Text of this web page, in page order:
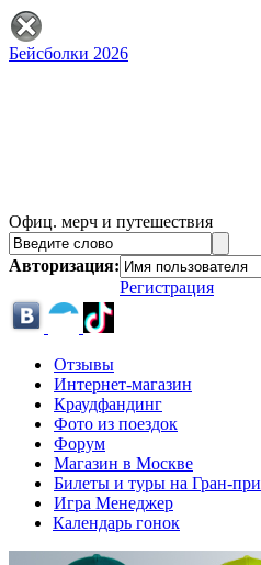
Бейсболки 2026
Офиц. мерч и путешествия
Авторизация:
Регистрация
Отзывы
Интернет-магазин
Краудфандинг
Фото из поездок
Форум
Магазин в Москве
Билеты и туры на Гран-при
Игра Менеджер
Календарь гонок